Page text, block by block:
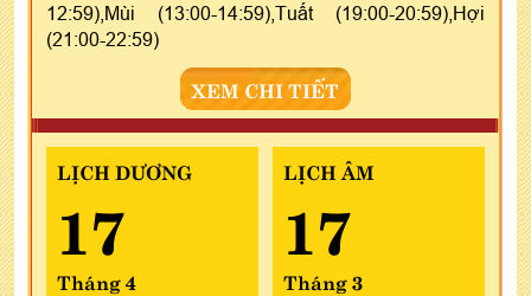
12:59),Mùi (13:00-14:59),Tuất (19:00-20:59),Hợi
(21:00-22:59)
XEM CHI TIẾT
LỊCH DƯƠNG
17
Tháng 4
LỊCH ÂM
17
Tháng 3